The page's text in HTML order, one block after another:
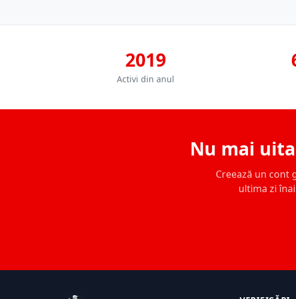
2019
Activi din anul
Nu mai
Creează un cont
ultima zi